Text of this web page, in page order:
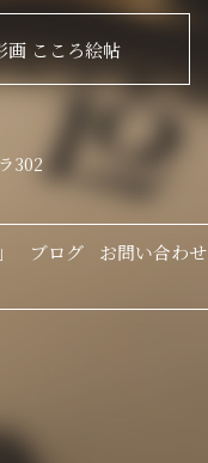
画 こころ絵帖
302
ブログ
お問い合わせ